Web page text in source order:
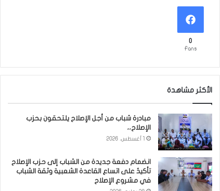
0
Fans
الأكثر مشاهدة
مبادرة شباب من أجل الإصلاح يلتحقون بحزب
الإصلاح،،
انضمام دفعة جديدة من الشباب إلى حزب الإصلاح
تأكيدٌ على اتساع القاعدة الشعبية وثقة الشباب
في مشروع الإصلاح